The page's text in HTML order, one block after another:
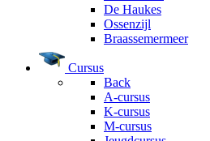
De Haukes
Ossenzijl
Braassemermeer
Cursus
Back
A-cursus
K-cursus
M-cursus